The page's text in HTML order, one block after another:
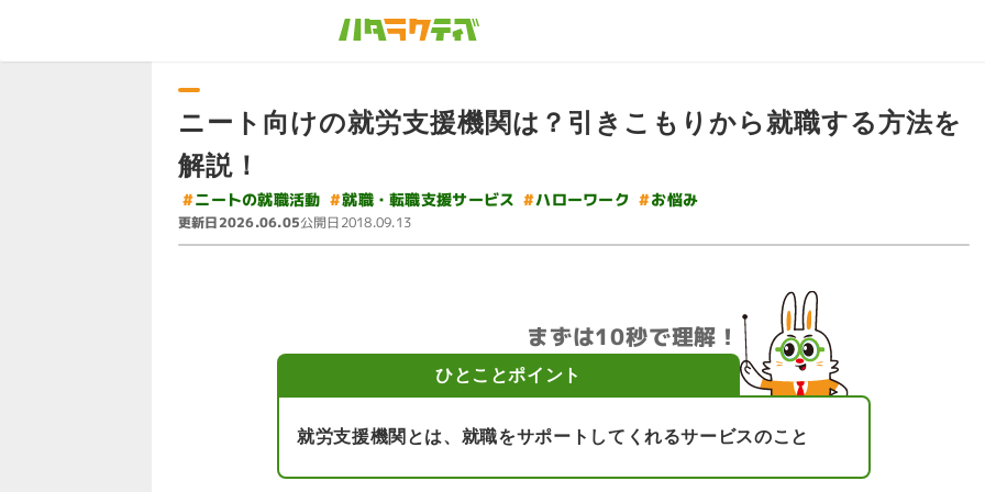
ニート向けの就労支援機関は？引きこもりから就職する方法を
解説！
#ニートの就職活動 #就職・転職支援サービス #ハローワーク #お悩み
更新日2026.06.05公開日2018.09.13
まずは10秒で理解！
ひとことポイント
就労支援機関とは、就職をサポートしてくれるサービスのこと